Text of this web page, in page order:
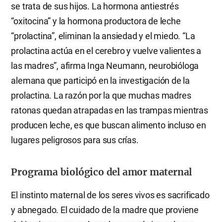
se trata de sus hijos. La hormona antiestrés
“oxitocina” y la hormona productora de leche
“prolactina”, eliminan la ansiedad y el miedo. “La
prolactina actúa en el cerebro y vuelve valientes a
las madres”, afirma Inga Neumann, neurobióloga
alemana que participó en la investigación de la
prolactina. La razón por la que muchas madres
ratonas quedan atrapadas en las trampas mientras
producen leche, es que buscan alimento incluso en
lugares peligrosos para sus crías.
Programa biológico del amor maternal
El instinto maternal de los seres vivos es sacrificado
y abnegado. El cuidado de la madre que proviene